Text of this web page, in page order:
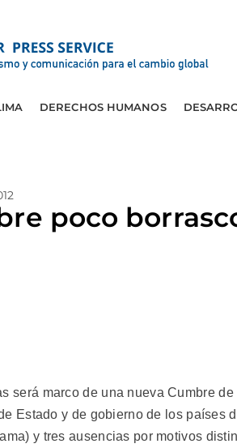
DERECHOS HUMANOS
poco
será marco de una nueva Cumbre
Estado y de gobierno de los países
y tres ausencias por motivos